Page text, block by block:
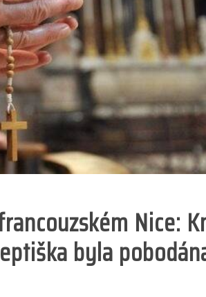
Nice:
byla